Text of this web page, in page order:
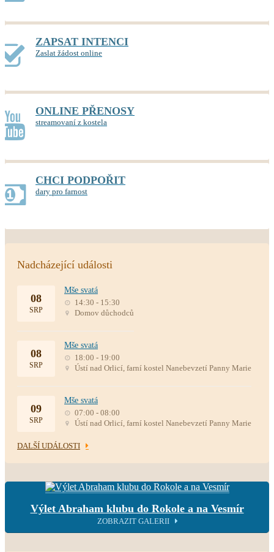
ZAPSAT INTENCI
Zaslat žádost online
ONLINE PŘENOSY
streamovaní z kostela
CHCI PODPOŘIT
dary pro farnost
Nadcházející události
08
SRP
Mše svatá
14:30 - 15:30
Domov důchodců
08
SRP
Mše svatá
18:00 - 19:00
Ústí nad Orlicí, farní kostel Nanebevzetí Panny Marie
09
SRP
Mše svatá
07:00 - 08:00
Ústí nad Orlicí, farní kostel Nanebevzetí Panny Marie
DALŠÍ UDÁLOSTI
Výlet Abraham klubu do Rokole a na Vesmír
ZOBRAZIT GALERII